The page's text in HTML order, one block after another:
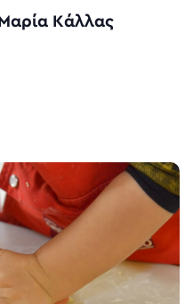
Κάλλας